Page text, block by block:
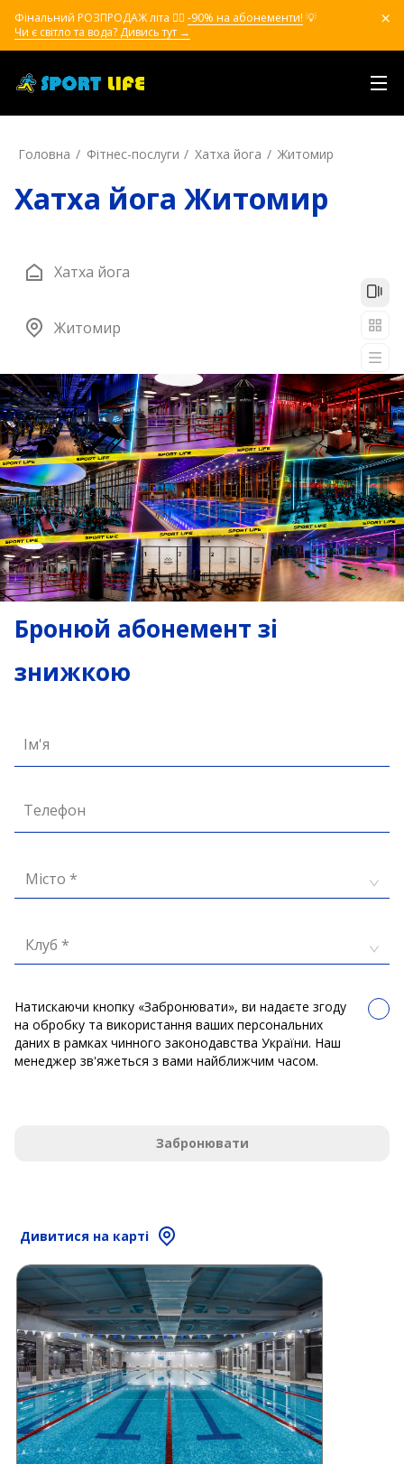
Фінальний РОЗПРОДАЖ літа ❤️‍🔥 -90% на абонементи! 💡
Чи є світло та вода? Дивись тут →
Головна Фітнес-послуги Хатха йога Житомир
Хатха йога Житомир
Хатха йога
Житомир
Бронюй абонемент зі
знижкою
Ім'я
Телефон
Місто *
Клуб *
Натискаючи кнопку «Забронювати», ви надаєте згоду
на обробку та використання ваших персональних
даних в рамках чинного законодавства України. Наш
менеджер зв'яжеться з вами найближчим часом.
Забронювати
Дивитися на карті